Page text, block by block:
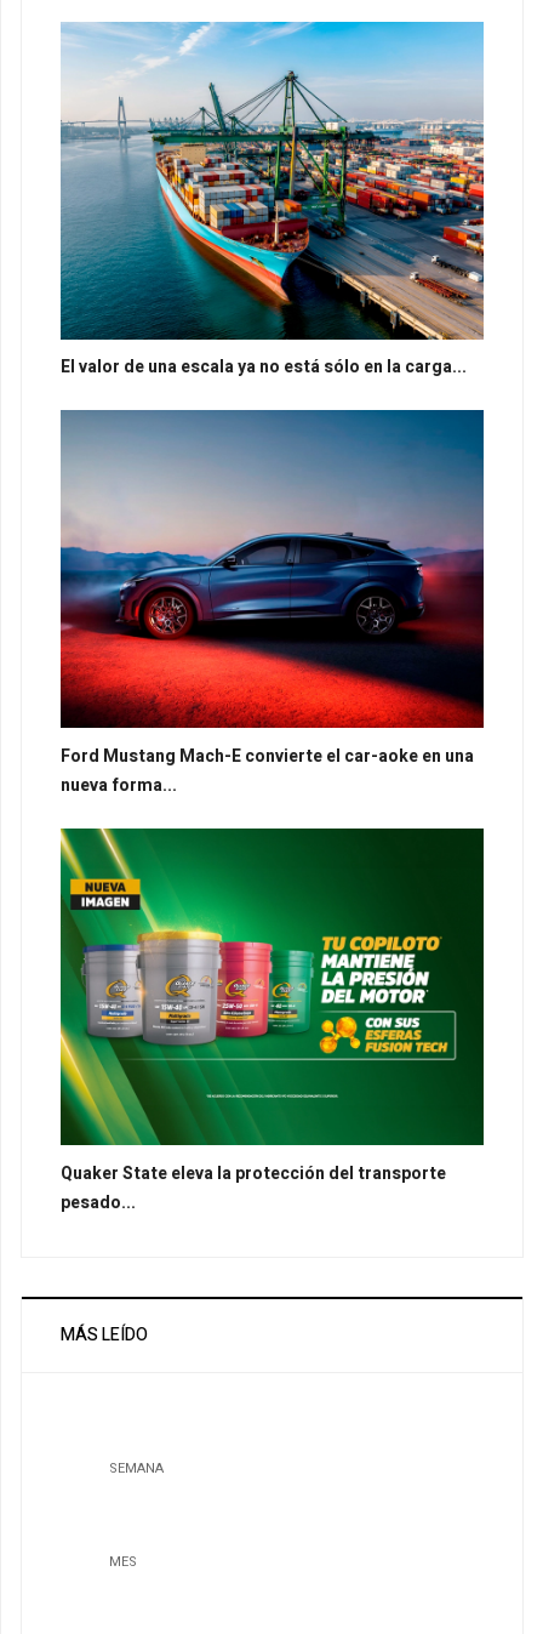
El valor de una escala ya no está sólo en la carga...
Ford Mustang Mach-E convierte el car-aoke en una
nueva forma...
Quaker State eleva la protección del transporte
pesado...
MÁS LEÍDO
SEMANA
MES